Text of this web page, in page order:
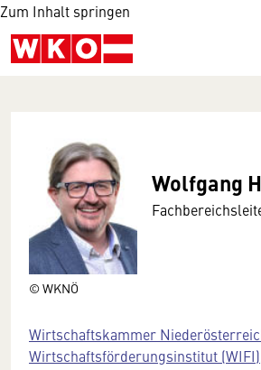
Zum Inhalt springen
© WKNÖ
Wolfgang
Wirtschaftskammer
Wirtschaftsförderungsinstitut (WIFI)